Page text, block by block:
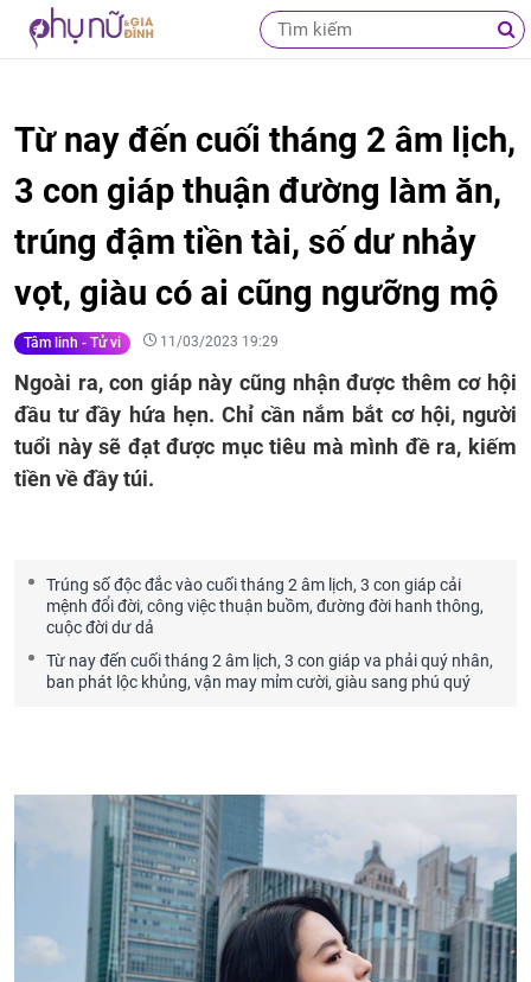
Từ nay đến cuối tháng 2 âm lịch,
3 con giáp thuận đường làm ăn,
trúng đậm tiền tài, số dư nhảy
vọt, giàu có ai cũng ngưỡng mộ
Tâm linh - Tử vi 11/03/2023 19:29
Ngoài ra, con giáp này cũng nhận được thêm cơ hội
đầu tư đầy hứa hẹn. Chỉ cần nắm bắt cơ hội, người
tuổi này sẽ đạt được mục tiêu mà mình đề ra, kiếm
tiền về đầy túi.
Trúng số độc đắc vào cuối tháng 2 âm lịch, 3 con giáp cải
mệnh đổi đời, công việc thuận buồm, đường đời hanh thông,
cuộc đời dư dả
Từ nay đến cuối tháng 2 âm lịch, 3 con giáp va phải quý nhân,
ban phát lộc khủng, vận may mỉm cười, giàu sang phú quý